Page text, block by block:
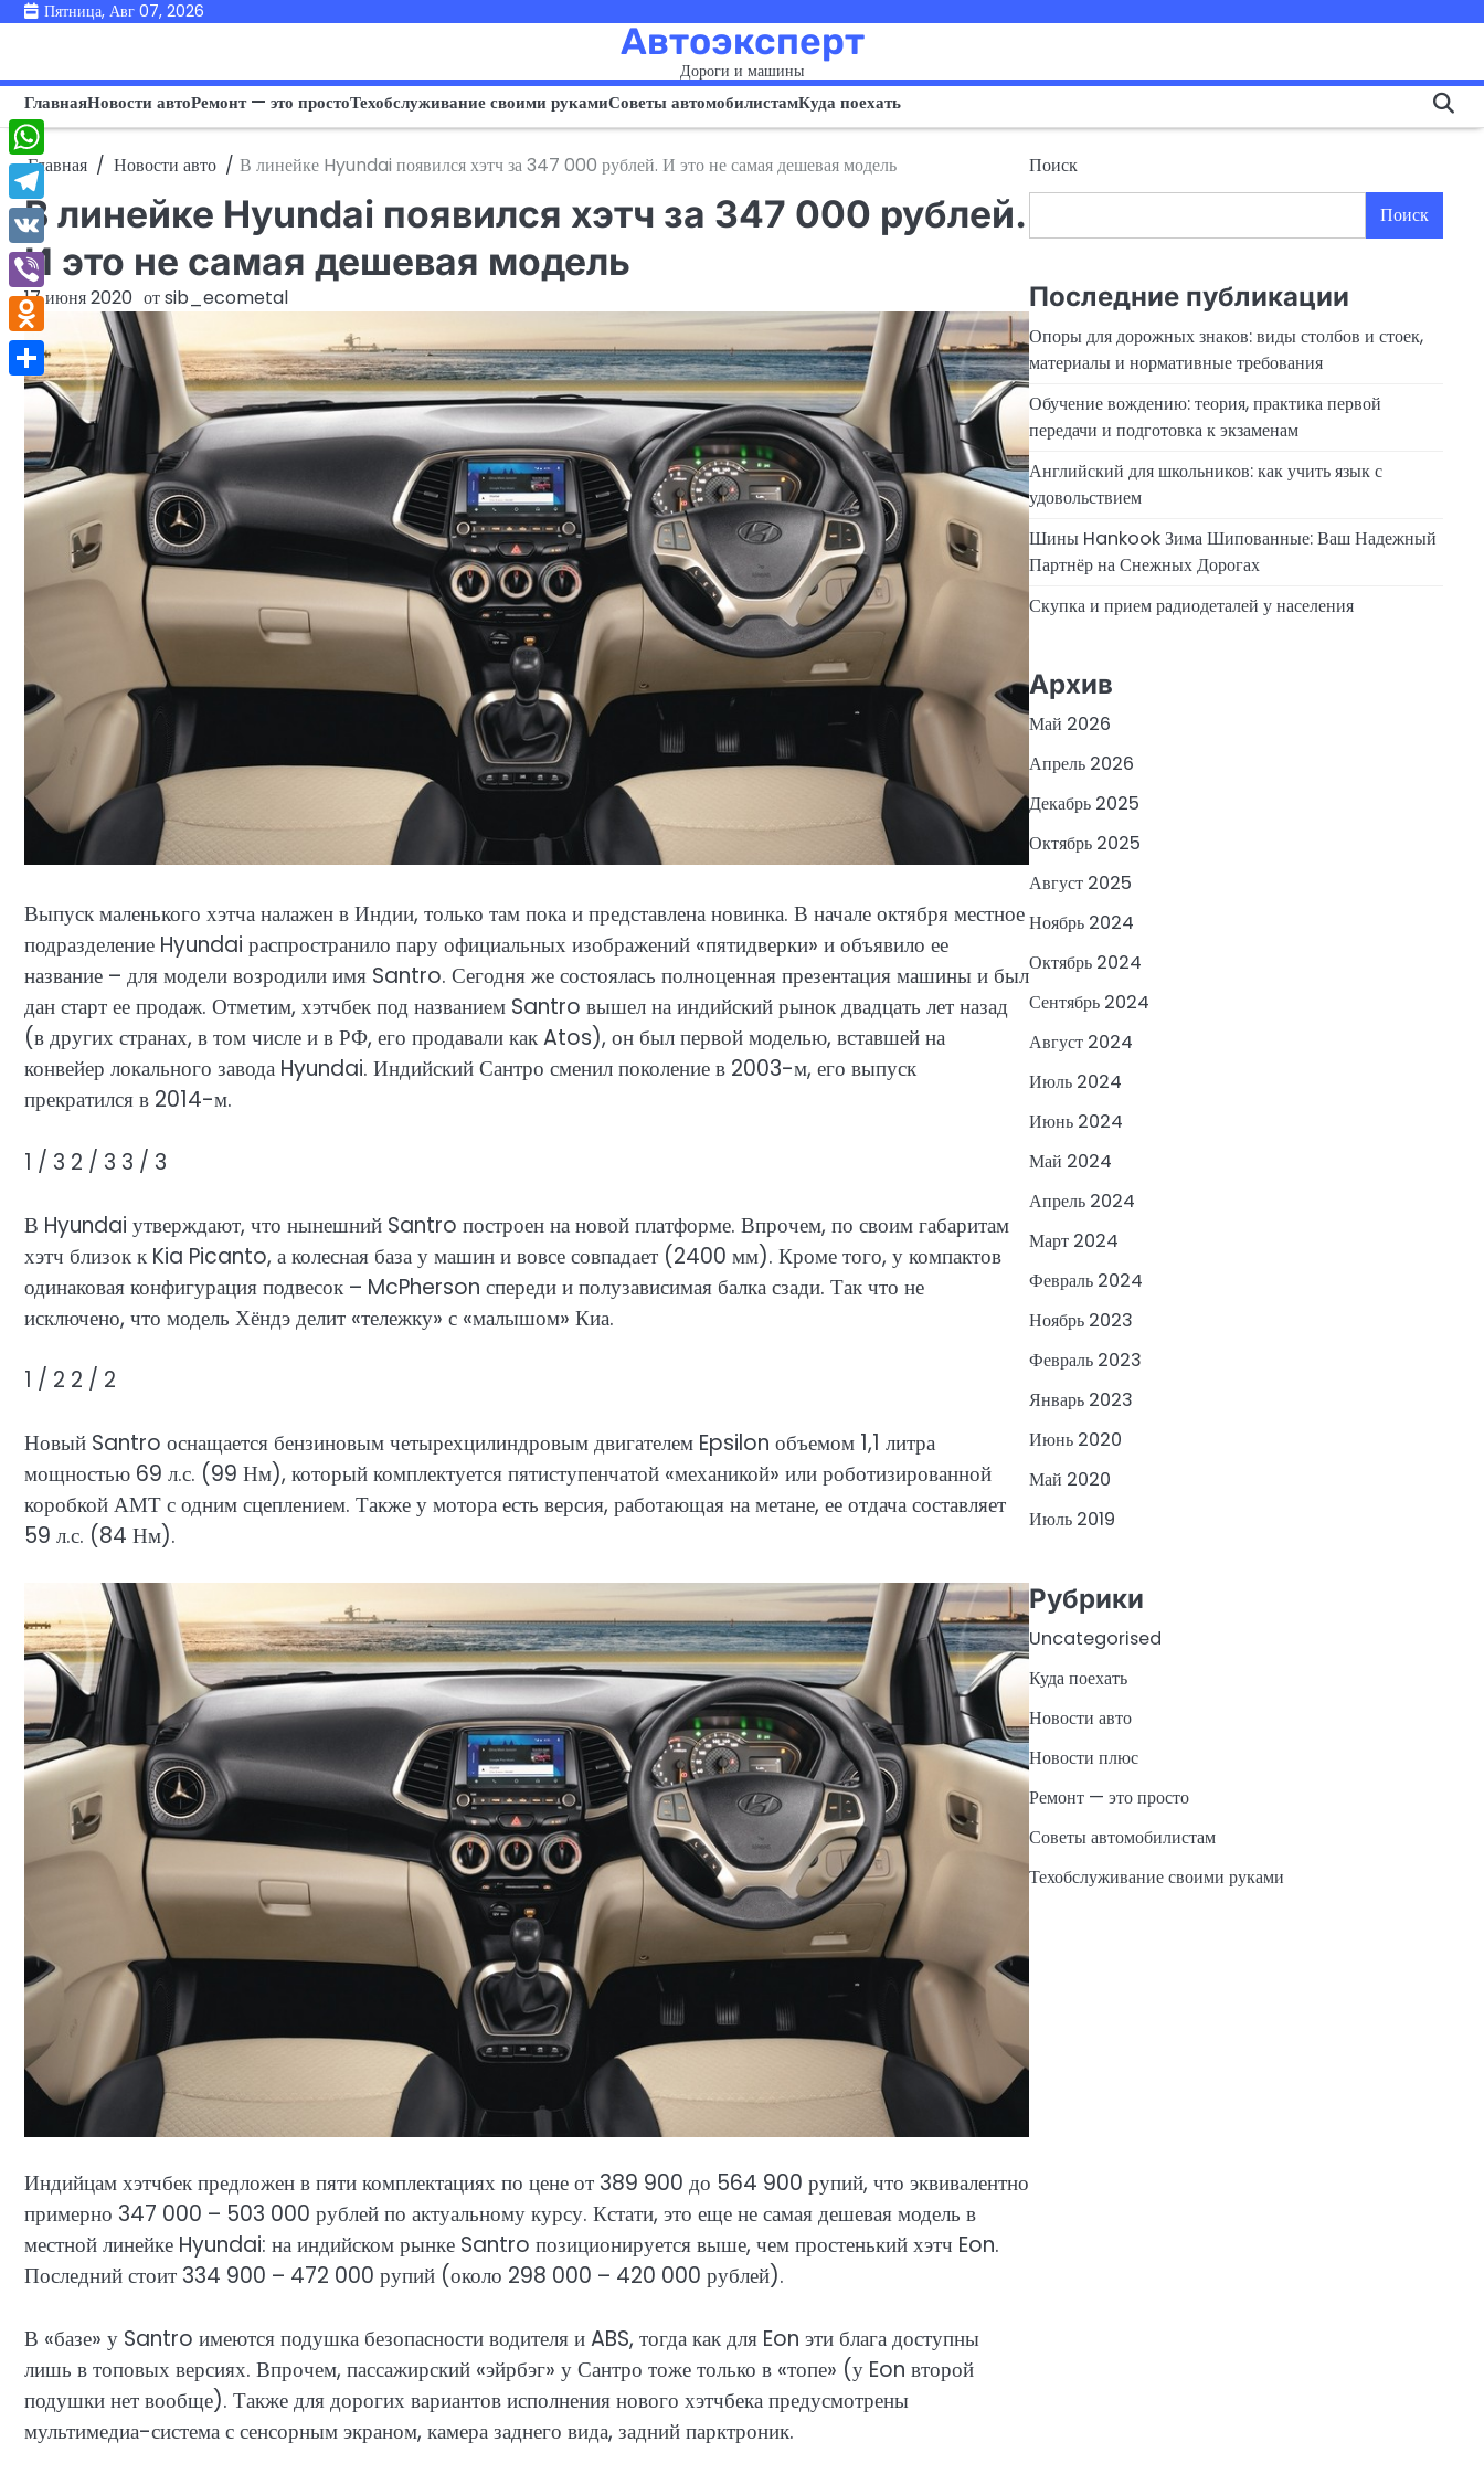
ПерейтиПятница, Авг 07, 2026
Автоэксперт
Дороги и машины
ГлавнаяНовости автоРемонт — это простоТехобслуживание своими рукамиСоветы автомобилистамКуда поехать
Главная Новости авто В линейке Hyundai появился хэтч за 347 000 рублей. И это не самая дешевая модель
В линейке Hyundai появился хэтч за 347 000 рублей.
И это не самая дешевая модель
17 июня 2020 отsib_ecometal
Выпуск маленького хэтча налажен в Индии, только там пока и представлена новинка. В начале октября местное
подразделение Hyundai распространило пару официальных изображений «пятидверки» и объявило ее
название – для модели возродили имя Santro. Сегодня же состоялась полноценная презентация машины и был
дан старт ее продаж. Отметим, хэтчбек под названием Santro вышел на индийский рынок двадцать лет назад
(в других странах, в том числе и в РФ, его продавали как Atos), он был первой моделью, вставшей на
конвейер локального завода Hyundai. Индийский Сантро сменил поколение в 2003-м, его выпуск
прекратился в 2014-м.
1 / 3 2 / 3 3 / 3
В Hyundai утверждают, что нынешний Santro построен на новой платформе. Впрочем, по своим габаритам
хэтч близок к Kia Picanto, а колесная база у машин и вовсе совпадает (2400 мм). Кроме того, у компактов
одинаковая конфигурация подвесок – McPherson спереди и полузависимая балка сзади. Так что не
исключено, что модель Хёндэ делит «тележку» с «малышом» Киа.
1 / 2 2 / 2
Новый Santro оснащается бензиновым четырехцилиндровым двигателем Epsilon объемом 1,1 литра
мощностью 69 л.с. (99 Нм), который комплектуется пятиступенчатой «механикой» или роботизированной
коробкой АМТ с одним сцеплением. Также у мотора есть версия, работающая на метане, ее отдача составляет
59 л.с. (84 Нм).
Индийцам хэтчбек предложен в пяти комплектациях по цене от 389 900 до 564 900 рупий, что эквивалентно
примерно 347 000 – 503 000 рублей по актуальному курсу. Кстати, это еще не самая дешевая модель в
местной линейке Hyundai: на индийском рынке Santro позиционируется выше, чем простенький хэтч Eon.
Последний стоит 334 900 – 472 000 рупий (около 298 000 – 420 000 рублей).
В «базе» у Santro имеются подушка безопасности водителя и ABS, тогда как для Eon эти блага доступны
лишь в топовых версиях. Впрочем, пассажирский «эйрбэг» у Сантро тоже только в «топе» (у Eon второй
подушки нет вообще). Также для дорогих вариантов исполнения нового хэтчбека предусмотрены
мультимедиа-система с сенсорным экраном, камера заднего вида, задний парктроник.
Поиск
Поиск
Последние публикации
Опоры для дорожных знаков: виды столбов и стоек,
материалы и нормативные требования
Обучение вождению: теория, практика первой
передачи и подготовка к экзаменам
Английский для школьников: как учить язык с
удовольствием
Шины Hankook Зима Шипованные: Ваш Надежный
Партнёр на Снежных Дорогах
Скупка и прием радиодеталей у населения
Архив
Май 2026
Апрель 2026
Декабрь 2025
Октябрь 2025
Август 2025
Ноябрь 2024
Октябрь 2024
Сентябрь 2024
Август 2024
Июль 2024
Июнь 2024
Май 2024
Апрель 2024
Март 2024
Февраль 2024
Ноябрь 2023
Февраль 2023
Январь 2023
Июнь 2020
Май 2020
Июль 2019
Рубрики
Uncategorised
Куда поехать
Новости авто
Новости плюс
Ремонт — это просто
Советы автомобилистам
Техобслуживание своими руками
WhatsApp
Telegram
VK
Viber
Odnoklassniki
Отправить